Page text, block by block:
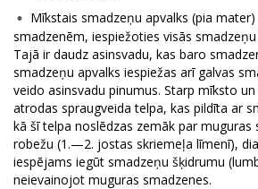
Mīkstais smadzeņu apvalks (pia
smadzenēm, iespiežoties visās
Tajā ir daudz asinsvadu, kas baro
smadzeņu apvalks iespiežas arī galvas
veido asinsvadu pinumus. Starp mīksto
atrodas spraugveida telpa, kas pildīta ar
kā šī telpa noslēdzas zemāk par muguras
robežu (1.—2. jostas skriemeļa līmenī),
iespējams iegūt smadzeņu šķidrumu
neievainojot muguras smadzenes.